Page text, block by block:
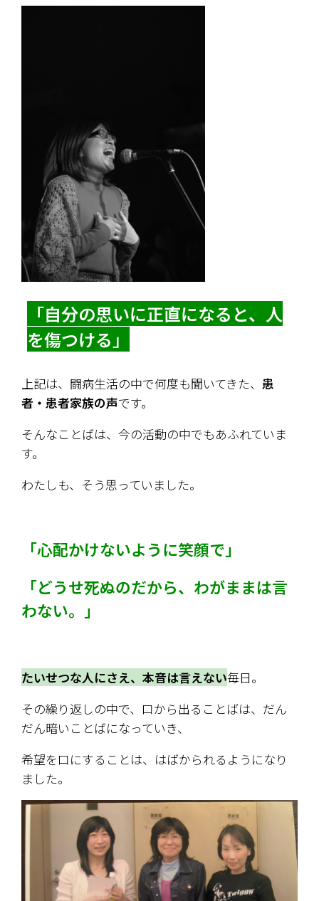
「自分の思いに正直になると、人
を傷つける」
上記は、闘病生活の中で何度も聞いてきた、 患
者・患者家族の声です。
そんなことばは、今の活動の中でもあふれていま
す。
わたしも、そう思っていました。
「心配かけないように笑顔で」
「どうせ死ぬのだから、わがままは言
わない。」
たいせつな人にさえ、本音は言えない毎日。
その繰り返しの中で、口から出ることばは、だん
だん暗いことばになっていき、
希望を口にすることは、はばかられるようになり
ました。